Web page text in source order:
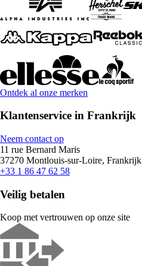
Ontdek al onze merken
Klantenservice in Frankrijk
Neem contact op
11 rue Bernard Maris
37270 Montlouis-sur-Loire, Frankrijk
+33 1 86 47 62 58
Veilig betalen
Koop met vertrouwen op onze site